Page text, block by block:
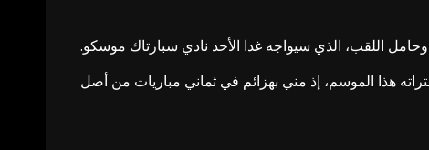
هذا الموسم، إذ مني بهزائم في ثماني مباريات من أصل